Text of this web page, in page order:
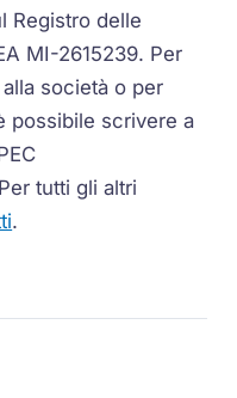
Registro delle
MI-2615239. Per
società o per
possibile scrivere a
tutti gli altri
.